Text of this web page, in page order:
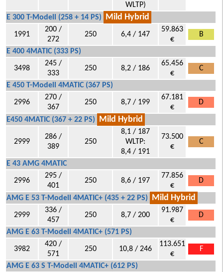
WLTP)
E 300 T-Modell (258 + 14 PS) Mild Hybrid
1991
200 /
272
250 6,4 / 147
59.863
€
B
E 400 4MATIC (333 PS)
3498
245 /
333
250 8,2 / 186
65.456
€
C
E 450 T-Modell 4MATIC (367 PS)
2996
270 /
367
250 8,7 / 199
67.181
€
D
E450 4MATIC (367 + 22 PS) Mild Hybrid
2999
286 /
389
250
8,1 / 187
WLTP:
8,4 / 191
73.500
€
C
E 43 AMG 4MATIC
2996
295 /
401
250 8,6 / 197
77.856
€
D
AMG E 53 T-Modell 4MATIC+ (435 + 22 PS) Mild Hybrid
2999
336 /
457
250 8,7 / 200
91.987
€
D
AMG E 63 T-Modell 4MATIC+ (571 PS)
3982
420 /
571
250 10,8 / 246
113.651
€
F
AMG E 63 S T-Modell 4MATIC+ (612 PS)